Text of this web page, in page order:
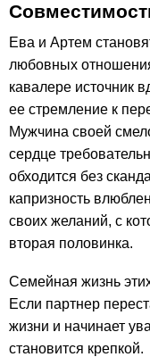
Ева и Артем
любовных
кавалере источник
ее стремление к
Мужчина своей
сердце
обходится без
капризность
своих желаний, с
вторая половинка.
Семейная жизнь
Если партнер
жизни и начинает
становится крепкой.